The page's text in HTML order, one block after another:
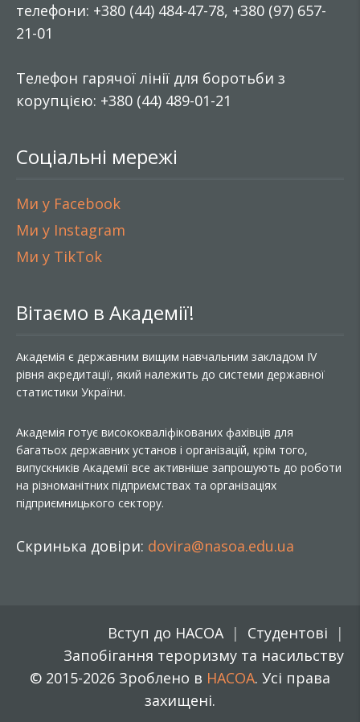
телефони: +380 (44) 484-47-78, +380 (97) 657-
21-01
Телефон гарячої лінії для боротьби з
корупцією: +380 (44) 489-01-21
Соціальні мережі
Ми у Facebook
Ми у Instagram
Ми у TikTok
Вітаємо в Академії!
Академія є державним вищим навчальним закладом IV
рівня акредитації, який належить до системи державної
статистики України.
Академія готує висококваліфікованих фахівців для
багатьох державних установ і організацій, крім того,
випускників Академії все активніше запрошують до роботи
на різноманітних підприємствах та організаціях
підприємницького сектору.
Скринька довіри: dovira@nasoa.edu.ua
Вступ до НАСОА
Студентові
Запобігання тероризму та насильству
© 2015-2026 Зроблено в НАСОА. Усі права
захищені.